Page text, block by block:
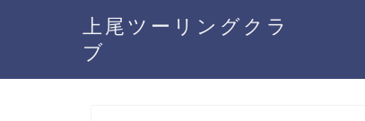
上尾ツーリングクラ
ブ